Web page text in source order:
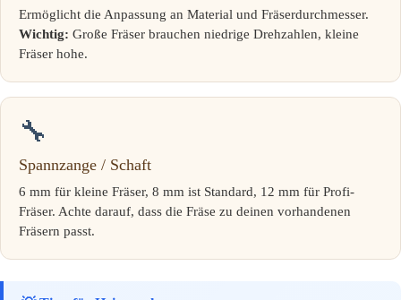
Ermöglicht die Anpassung an Material und Fräserdurchmesser.
Wichtig: Große Fräser brauchen niedrige Drehzahlen, kleine
Fräser hohe.
🔧
Spannzange / Schaft
6 mm für kleine Fräser, 8 mm ist Standard, 12 mm für Profi-
Fräser. Achte darauf, dass die Fräse zu deinen vorhandenen
Fräsern passt.